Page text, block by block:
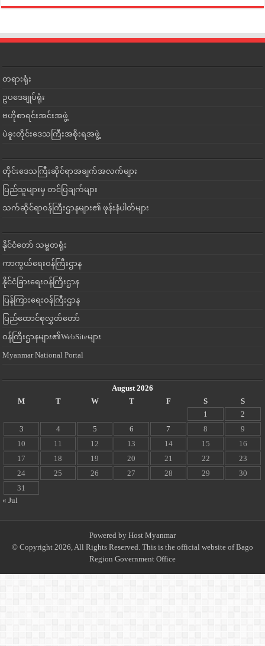
တရားရုံး
ဥပဒေချုပ်ရုံး
ဗဟိုစာရင်းအင်းအဖွဲ့
ပဲခူးတိုင်းဒေသကြီးအစိုးရအဖွဲ့
တိုင်းဒေသကြီးဆိုင်ရာအချက်အလက်များ
ပြည်သူများမှ တင်ပြချက်များ
သက်ဆိုင်ရာဝန်ကြီးဌာနများ၏ ဖုန်းနံပါတ်များ
နိုင်ငံတော် သမ္မတရုံး
ကာကွယ်ရေးဝန်ကြီးဌာန
နိုင်ငံခြားရေးဝန်ကြီးဌာန
ပြန်ကြားရေးဝန်ကြီးဌာန
ပြည်ထောင်စုလွှတ်တော်
ဝန်ကြီးဌာနများ၏WebSiteများ
Myanmar National Portal
August 2026
M
T W T F S
S
1
2
3
4 5 6 7 8
9
10
11 12 13 14 15
16
17
18 19 20 21 22
23
24
25 26 27 28 29
30
31
« Jul
Powered by Host Myanmar
© Copyright 2026, All Rights Reserved. This is the official website of Bago
Region Government Office